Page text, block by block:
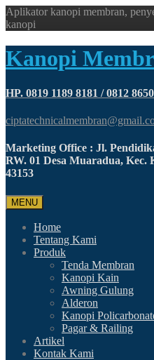
Aplikator kanopi membran,
kanopi
Kanopi
HP. 0819 1189 8181 / 0812
Marketing Office : Jl.
RW. 01 Desa Muaradua,
43153
MENU
Home
Tentang Kami
Produk
Tenda Membran
Kanopi Kain
Awning Gulung
Alderon
Kanopi
Pagar & Railing
Artikel
Kontak Kami